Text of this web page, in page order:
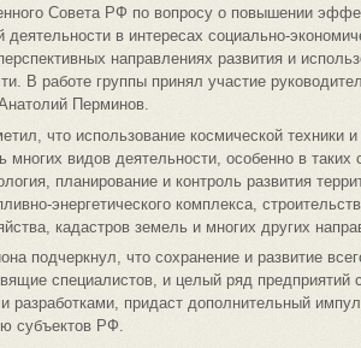
Совета РФ по вопросу о повышении
деятельности в интересах социально-
направлениях развития и
В работе группы принял участие
Перминов.
что использование космической техники
многих видов деятельности, особенно в таких
планирование и контроль развития
энергетического комплекса,
кадастров земель и многих других
подчеркнул, что сохранение и развитие
специалистов, и целый ряд предприятий
разработками, придаст дополнительный
субъектов РФ.